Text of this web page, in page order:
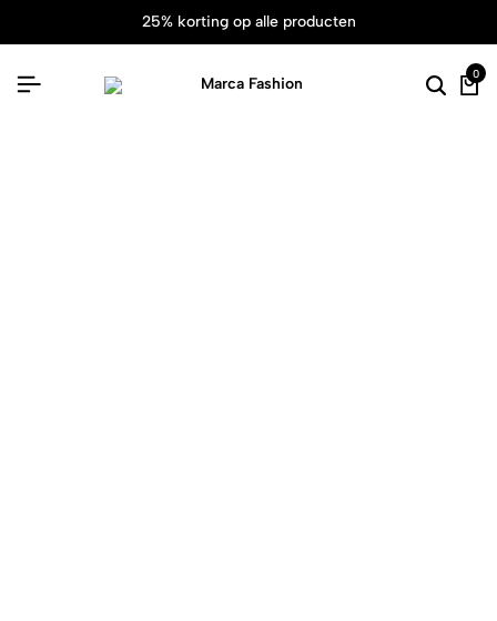
25% korting op alle producten
0